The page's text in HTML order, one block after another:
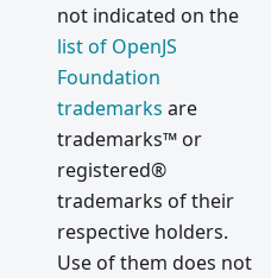
not indicated on the
list of OpenJS
Foundation
trademarks are
trademarks™ or
registered®
trademarks of their
respective holders.
Use of them does not